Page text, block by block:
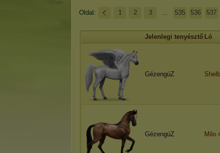
Oldal: 1 2 3 ... 535 536 537
Jelenlegi tenyésztő Ló
GézengúZ
GézengúZ Milo